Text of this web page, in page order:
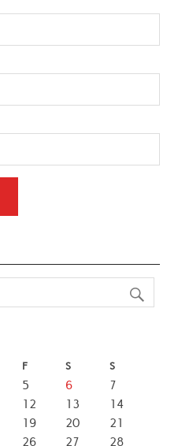
F S S
5 6
7
12 13
14
19 20
21
26 27
28